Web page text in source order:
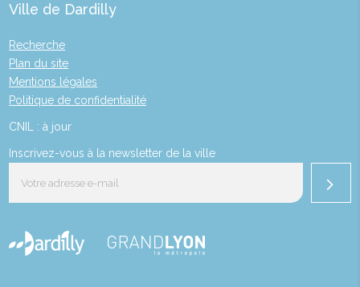
Ville de Dardilly
Recherche
Plan du site
Mentions légales
Politique de confidentialité
CNIL : à jour
Inscrivez-vous à la newsletter de la ville